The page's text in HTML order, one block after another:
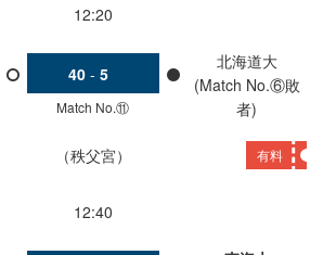
12:20
40 - 5
Match No.⑪
北海道大
(Match No.⑥敗
者)
秩父宮 有料
12:40